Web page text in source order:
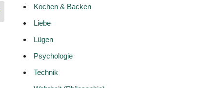
Kochen & Backen
Liebe
Lügen
Psychologie
Technik